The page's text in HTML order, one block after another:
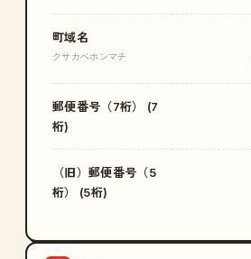
町域名
クサカベホンマチ
郵便番号（7桁） (7
桁)
（旧）郵便番号（5
桁） (5桁)